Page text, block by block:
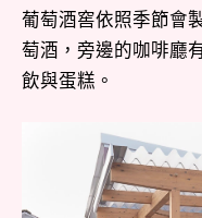
葡萄酒窖依照季節會
萄酒，旁邊的咖啡廳
飲與蛋糕。